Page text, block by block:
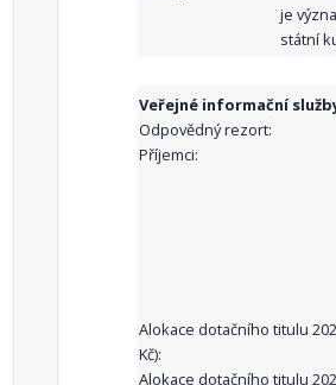
je
státní
Veřejné informační
Odpovědný rezort:
Příjemci:
Alokace dotačního titulu
Kč):
Alokace dotačního titulu